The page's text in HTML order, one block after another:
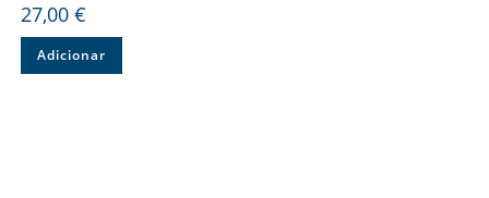
27,00 €
Adicionar